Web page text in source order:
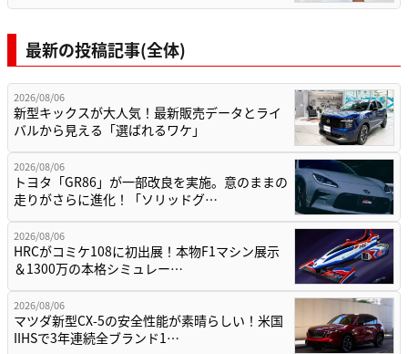
最新の投稿記事(全体)
2026/08/06
新型キックスが大人気！最新販売データとライ
バルから見える「選ばれるワケ」
2026/08/06
トヨタ「GR86」が一部改良を実施。意のままの
走りがさらに進化！「ソリッドグ…
2026/08/06
HRCがコミケ108に初出展！本物F1マシン展示
＆1300万の本格シミュレー…
2026/08/06
マツダ新型CX-5の安全性能が素晴らしい！米国
IIHSで3年連続全ブランド1…